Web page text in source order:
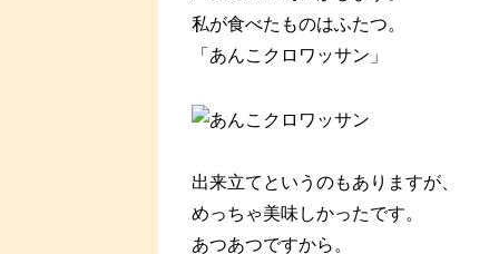
私が食べたものはふたつ。
「あんこクロワッサン」
出来立てというのもありますが、
めっちゃ美味しかったです。
あつあつですから。